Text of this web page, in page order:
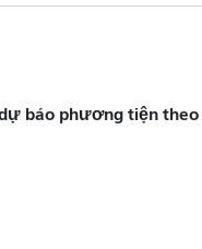
báo phương tiện